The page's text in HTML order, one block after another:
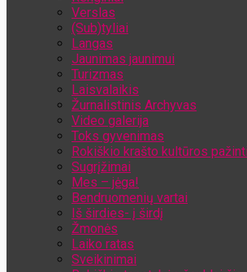
Verslas
(Sub)tyliai
Langas
Jaunimas jaunimui
Turizmas
Laisvalaikis
Žurnalistinis Archyvas
Video galerija
Toks gyvenimas
Rokiškio krašto kultūros
Sugrįžimai
Mes – jėga!
Bendruomenių vartai
Iš širdies- į širdį
Žmonės
Laiko ratas
Sveikinimai